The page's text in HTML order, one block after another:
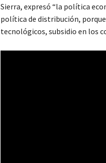
Sierra, expresó “la política
política de distribución,
tecnológicos, subsidio en los